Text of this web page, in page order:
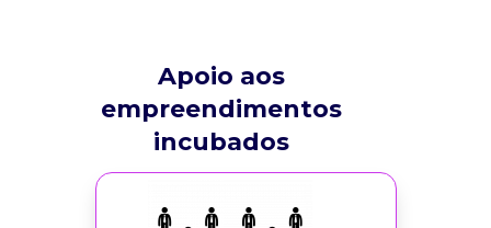
Apoio aos
empreendimentos
incubados